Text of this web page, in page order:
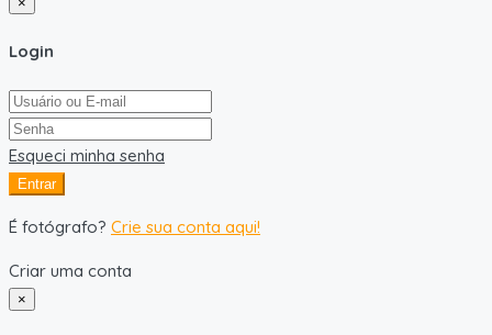
Login
Esqueci minha senha
Entrar
É fotógrafo? Crie sua conta aqui!
Criar uma conta
×